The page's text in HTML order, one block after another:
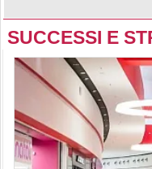
SUCCESSI E